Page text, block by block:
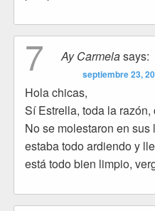
7 Ay Carmelasays:
septiembre 23,
Hola chicas,
Sí Estrella, toda la razón,
No se molestaron en
estaba todo ardiendo y
está todo bien limpio,